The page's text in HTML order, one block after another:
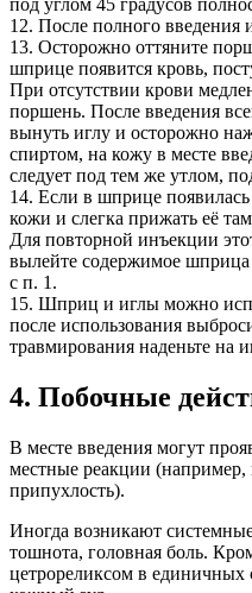
12. После полного введения
13. Осторожно оттяните
шприце появится кровь,
При отсутствии крови
поршень. После введения
вынуть иглу и осторожно
спиртом, на кожу в месте
следует под тем же утлом,
14. Если в шприце
кожи и слегка прижать её
Для повторной инъекции
вылейте содержимое шприца
с п. 1.
15. Шприц и иглы можно
после использования
травмирования наденьте на
4. Побочные
В месте введения могут
местные реакции (например,
припухлость).
Иногда возникают
тошнота, головная боль.
цетрореликсом в единичных